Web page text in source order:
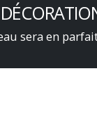
sera en